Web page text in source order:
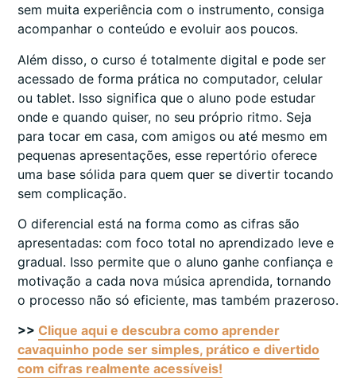
sem muita experiência com o instrumento, consiga
acompanhar o conteúdo e evoluir aos poucos.
Além disso, o curso é totalmente digital e pode ser
acessado de forma prática no computador, celular
ou tablet. Isso significa que o aluno pode estudar
onde e quando quiser, no seu próprio ritmo. Seja
para tocar em casa, com amigos ou até mesmo em
pequenas apresentações, esse repertório oferece
uma base sólida para quem quer se divertir tocando
sem complicação.
O diferencial está na forma como as cifras são
apresentadas: com foco total no aprendizado leve e
gradual. Isso permite que o aluno ganhe confiança e
motivação a cada nova música aprendida, tornando
o processo não só eficiente, mas também prazeroso.
>> Clique aqui e descubra como aprender
cavaquinho pode ser simples, prático e divertido
com cifras realmente acessíveis!